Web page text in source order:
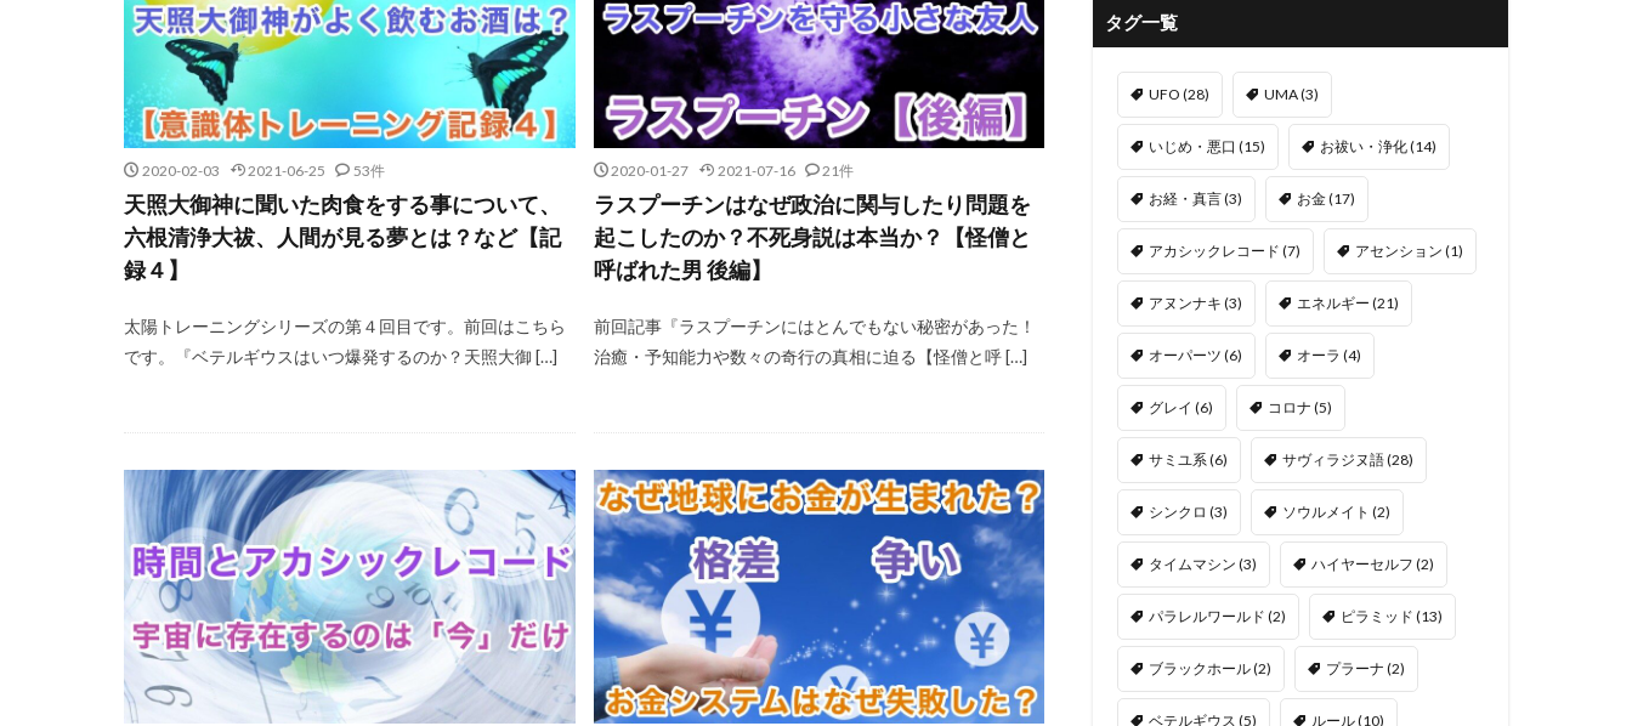
2020-02-03 2021-06-25 53件
天照大御神に聞いた肉食をする事について、
六根清浄大祓、人間が見る夢とは？など【記
録４】
太陽トレーニングシリーズの第４回目です。前回はこちら
です。『ベテルギウスはいつ爆発するのか？天照大御 […]
2020-01-27 2021-07-16 21件
ラスプーチンはなぜ政治に関与したり問題を
起こしたのか？不死身説は本当か？【怪僧と
呼ばれた男 後編】
前回記事『ラスプーチンにはとんでもない秘密があった！
治癒・予知能力や数々の奇行の真相に迫る【怪僧と呼 […]
タグ一覧
UFO (28) UMA(3)
いじめ・悪口 (15) お祓い・浄化(14)
お経・真言(3) お金(17)
アカシックレコード (7) アセンション (1)
アヌンナキ (3) エネルギー (21)
オーパーツ (6) オーラ (4)
グレイ (6) コロナ (5)
サミユ系(6) サヴィラジヌ語(28)
シンクロ (3) ソウルメイト (2)
タイムマシン (3) ハイヤーセルフ (2)
パラレルワールド (2) ピラミッド (13)
ブラックホール(2) プラーナ (2)
ベテルギウス (5) ルール(10)